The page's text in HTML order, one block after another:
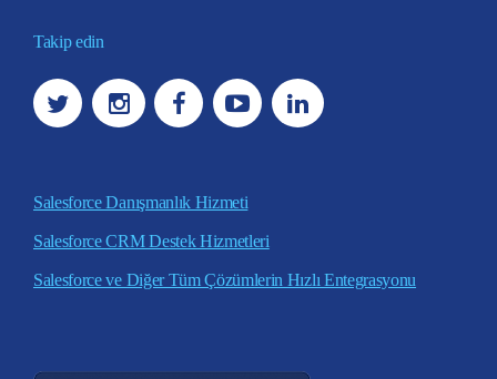
Takip edin
Salesforce Danışmanlık Hizmeti
Salesforce CRM Destek Hizmetleri
Salesforce ve Diğer Tüm Çözümlerin Hızlı Entegrasyonu